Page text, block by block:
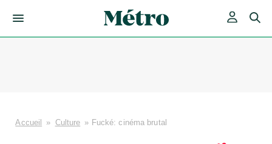
Accueil » Culture » Fucké: cinéma brutal